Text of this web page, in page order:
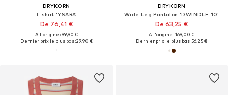
DRYKORN
T-shirt 'YSARA'
De 76,41 €
À l'origine : 99,90 €
Dernier prix le plus bas :29,90 €
DRYKORN
Wide Leg Pantalon 'DWINDLE 10'
De 63,25 €
À l'origine : 169,00 €
Dernier prix le plus bas :56,25 €